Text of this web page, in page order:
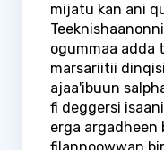
mijatu kan ani
ogummaa adda
marsariitii
ajaa'ibuun
fi deggersi
erga